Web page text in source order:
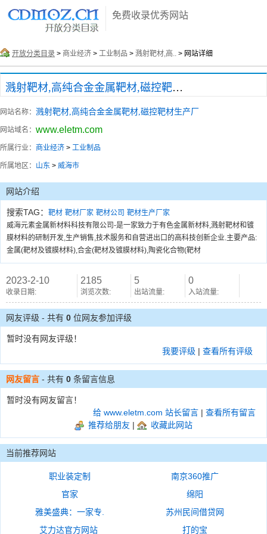
免费收录优秀网站
开放分类目录 > 商业经济 > 工业制品 > 溅射靶材,高.. > 网站详细
溅射靶材,高纯合金金属靶材,磁控靶材生产厂
网站名称： 溅射靶材,高纯合金金属靶材,磁控靶材生产厂
网站域名： www.eletm.com
所属行业： 商业经济 > 工业制品
所属地区： 山东 > 威海市
网站介绍
搜索TAG： 靶材 靶材厂家 靶材公司 靶材生产厂家
威海元素金属新材料科技有限公司-是一家致力于有色金属新材料,溅射靶材和镀
膜材料的研制开发,生产销售,技术服务和自营进出口的高科技创新企业.主要产品:
金属(靶材及镀膜材料),合金(靶材及镀膜材料),陶瓷化合物(靶材
2023-2-10
收录日期:
2185
浏览次数:
5
出站流量:
0
入站流量:
网友评级 - 共有 0 位网友参加评级
暂时没有网友评级！
我要评级 | 查看所有评级
网友留言 - 共有 0 条留言信息
暂时没有网友留言！
给 www.eletm.com 站长留言 | 查看所有留言
推荐给朋友 | 收藏此网站
当前推荐网站
职业装定制
南京360推广
官家
绵阳
雅美盛典：一家专.
苏州民间借贷网
艾力达官方网站
打的宝